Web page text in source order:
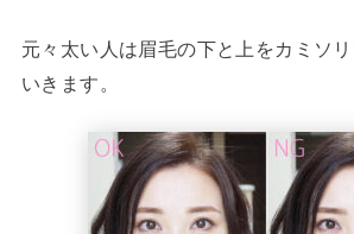
元々太い人は眉毛の下と上をカミソ
いきます。